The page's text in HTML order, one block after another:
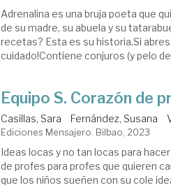
Adrenalina es una bruja poeta que
de su madre, su abuela y su
recetas? Esta es su historia.Si
cuidado!Contiene conjuros (y pelo
Equipo S. Corazón de
Casillas, Sara Fernández, Susana
Ediciones Mensajero. Bilbao, 2023
Ideas locas y no tan locas para
de profes para profes que quieren
que los niños sueñen con su cole